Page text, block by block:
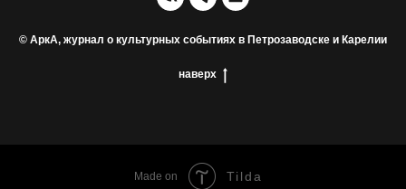
© АркА, журнал о культурных событиях в Петрозаводске и Карелии
наверх
Made on Tilda